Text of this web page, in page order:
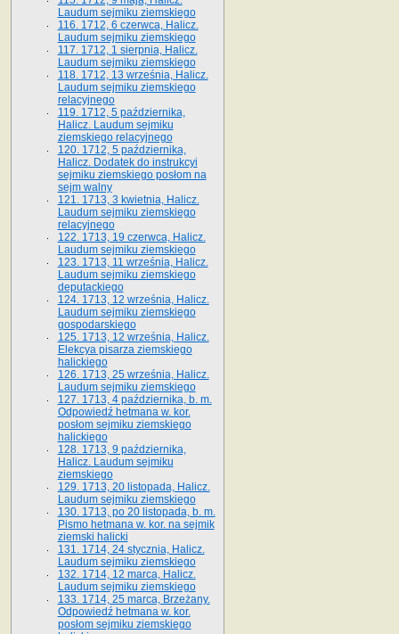
Laudum sejmiku ziemskiego
116. 1712, 6 czerwca, Halicz.
Laudum sejmiku ziemskiego
117. 1712, 1 sierpnia, Halicz.
Laudum sejmiku ziemskiego
118. 1712, 13 września, Halicz.
Laudum sejmiku ziemskiego
relacyjnego
119. 1712, 5 października,
Halicz. Laudum sejmiku
ziemskiego relacyjnego
120. 1712, 5 października,
Halicz. Dodatek do instrukcyi
sejmiku ziemskiego posłom na
sejm walny
121. 1713, 3 kwietnia, Halicz.
Laudum sejmiku ziemskiego
relacyjnego
122. 1713, 19 czerwca, Halicz.
Laudum sejmiku ziemskiego
123. 1713, 11 września, Halicz.
Laudum sejmiku ziemskiego
deputackiego
124. 1713, 12 września, Halicz.
Laudum sejmiku ziemskiego
gospodarskiego
125. 1713, 12 września, Halicz.
Elekcya pisarza ziemskiego
halickiego
126. 1713, 25 września, Halicz.
Laudum sejmiku ziemskiego
127. 1713, 4 października, b. m.
Odpowiedź hetmana w. kor.
posłom sejmiku ziemskiego
halickiego
128. 1713, 9 października,
Halicz. Laudum sejmiku
ziemskiego
129. 1713, 20 listopada, Halicz.
Laudum sejmiku ziemskiego
130. 1713, po 20 listopada, b. m.
Pismo hetmana w. kor. na sejmik
ziemski halicki
131. 1714, 24 stycznia, Halicz.
Laudum sejmiku ziemskiego
132. 1714, 12 marca, Halicz.
Laudum sejmiku ziemskiego
133. 1714, 25 marca, Brzeżany.
Odpowiedź hetmana w. kor.
posłom sejmiku ziemskiego